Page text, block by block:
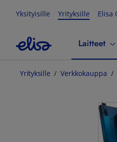
Yksityisille Yrityksille Elisa
Laitteet
Yrityksille Verkkokauppa